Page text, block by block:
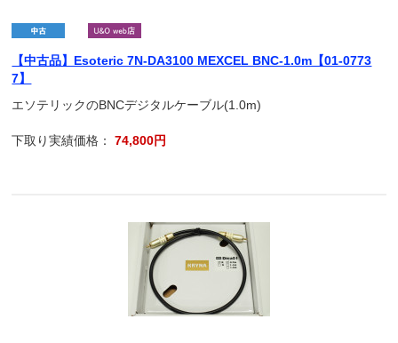
【中古品】Esoteric 7N-DA3100 MEXCEL BNC-1.0m【01-0773
7】
エソテリックのBNCデジタルケーブル(1.0m)
下取り実績価格：74,800円